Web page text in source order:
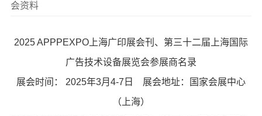
会资料
2025 APPPEXPO上海广印展会刊、第三十二届上海国际
广告技术设备展览会参展商名录
展会时间： 2025年3月4-7日 展会地址：国家会展中心
（上海）